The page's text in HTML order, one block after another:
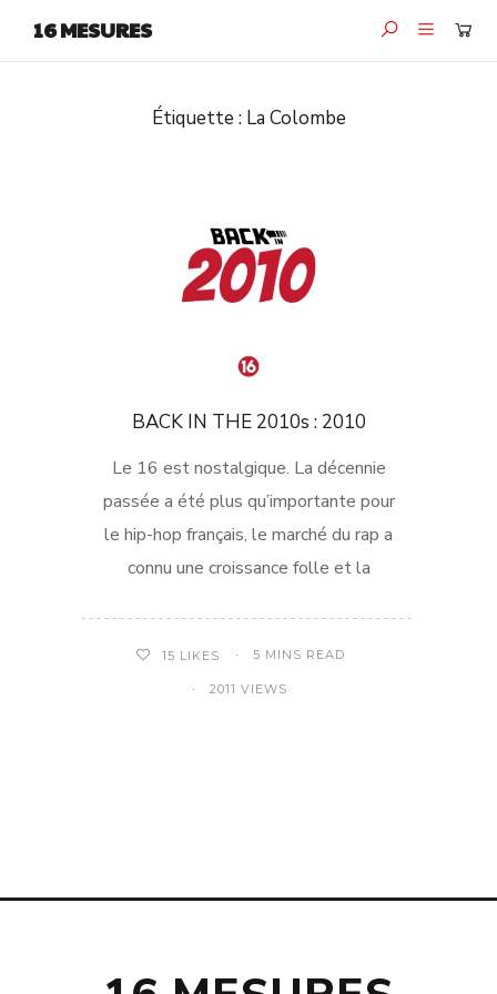
16 MESURES
Étiquette : La Colombe
BACK IN THE 2010s : 2010
Le 16 est nostalgique. La décennie
passée a été plus qu’importante pour
le hip-hop français, le marché du rap a
connu une croissance folle et la
15 LIKES 5 MINS READ
2011 VIEWS